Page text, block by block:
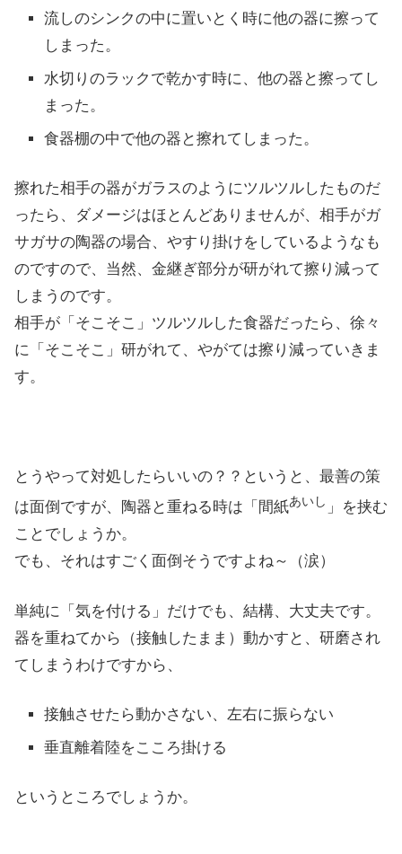
流しのシンクの中に置いとく時に他の器に擦って
しまった。
水切りのラックで乾かす時に、他の器と擦ってし
まった。
食器棚の中で他の器と擦れてしまった。
擦れた相手の器がガラスのようにツルツルしたものだ
ったら、ダメージはほとんどありませんが、相手がガ
サガサの陶器の場合、やすり掛けをしているようなも
のですので、当然、金継ぎ部分が研がれて擦り減って
しまうのです。
相手が「そこそこ」ツルツルした食器だったら、徐々
に「そこそこ」研がれて、やがては擦り減っていきま
す。
とうやって対処したらいいの？？というと、最善の策
は面倒ですが、陶器と重ねる時は「間紙あいし 」を挟む
ことでしょうか。
でも、それはすごく面倒そうですよね～（涙）
単純に「気を付ける」だけでも、結構、大丈夫です。
器を重ねてから（接触したまま）動かすと、研磨され
てしまうわけですから、
接触させたら動かさない、左右に振らない
垂直離着陸をこころ掛ける
というところでしょうか。